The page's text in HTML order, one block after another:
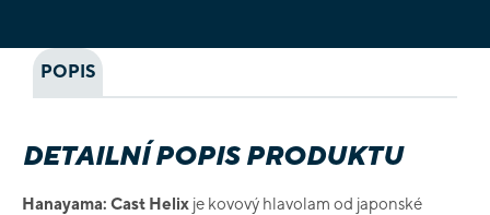
POPIS
DETAILNÍ POPIS PRODUKTU
Hanayama: Cast Helix je kovový hlavolam od japonské